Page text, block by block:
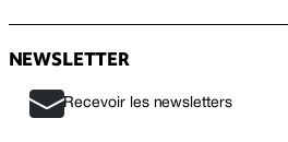
NEWSLETTER
Recevoir les newsletters